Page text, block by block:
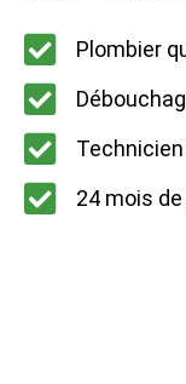
Plombier
24 mois